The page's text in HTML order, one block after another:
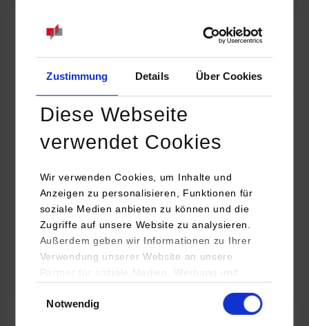
Zustimmung Details Über Cookies
Diese Webseite
verwendet Cookies
Wir verwenden Cookies, um Inhalte und
Anzeigen zu personalisieren, Funktionen für
soziale Medien anbieten zu können und die
Zugriffe auf unsere Website zu analysieren.
Außerdem geben wir Informationen zu Ihrer
Verwendung unserer Website an unsere
Partner für soziale Medien, Werbung und
YouTube, Google Maps) führen diese
Notwendig
Online INDIS-Infoveranstaltung für Studierende
Zum Event
Technologietag: Clean Urban Transportation –
nachhaltige Mobilität im (sub)urbanen Umfeld
16.09.2026 - 17.09.2026
Im Mittelpunkt stehen elektrische Antriebe, moderne
Batterietechnologien und innovative Fahrzeugkonzepte für
nachhaltige Mobilität in Stadt und…